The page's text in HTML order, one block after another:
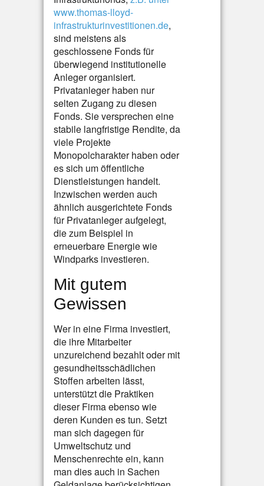
www.thomas-lloyd-
infrastrukturinvestitionen.de,
sind meistens als
geschlossene Fonds für
überwiegend institutionelle
Anleger organisiert.
Privatanleger haben nur
selten Zugang zu diesen
Fonds. Sie versprechen eine
stabile langfristige Rendite, da
viele Projekte
Monopolcharakter haben oder
es sich um öffentliche
Dienstleistungen handelt.
Inzwischen werden auch
ähnlich ausgerichtete Fonds
für Privatanleger aufgelegt,
die zum Beispiel in
erneuerbare Energie wie
Windparks investieren.
Mit gutem
Gewissen
Wer in eine Firma investiert,
die ihre Mitarbeiter
unzureichend bezahlt oder mit
gesundheitsschädlichen
Stoffen arbeiten lässt,
unterstützt die Praktiken
dieser Firma ebenso wie
deren Kunden es tun. Setzt
man sich dagegen für
Umweltschutz und
Menschenrechte ein, kann
man dies auch in Sachen